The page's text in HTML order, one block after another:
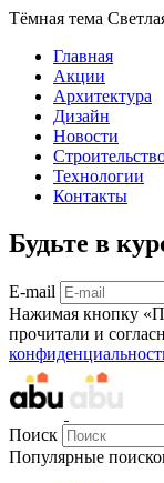
Тёмная тема
Главная
Акции
Архитектура
Дизайн
Новости
Технологии
Контакты
Будьте в
E-mail
Нажимая кнопку
прочитали и
Поиск
Популярные